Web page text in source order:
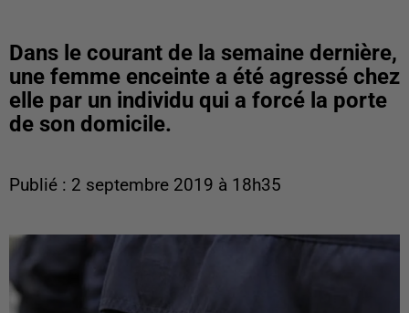
Dans le courant de la semaine dernière,
une femme enceinte a été agressé chez
elle par un individu qui a forcé la porte
de son domicile.
Publié : 2 septembre 2019 à 18h35